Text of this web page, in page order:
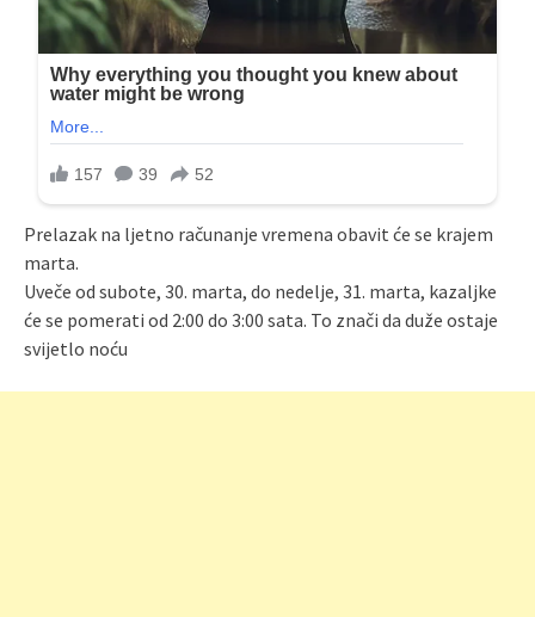
Prelazak na ljetno računanje vremena obavit će se krajem
marta.
Uveče od subote, 30. marta, do nedelje, 31. marta, kazaljke
će se pomerati od 2:00 do 3:00 sata. To znači da duže ostaje
svijetlo noću